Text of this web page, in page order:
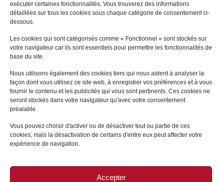
exécuter certaines fonctionnalités. Vous trouverez des informations
détaillées sur tous les cookies sous chaque catégorie de consentement ci-
dessous.
Les cookies qui sont catégorisés comme « Fonctionnel » sont stockés sur
votre navigateur car ils sont essentiels pour permettre les fonctionnalités de
base du site.
Nous utilisons également des cookies tiers qui nous aident à analyser la
façon dont vous utilisez ce site web, à enregistrer vos préférences et à vous
fournir le contenu et les publicités qui vous sont pertinents. Ces cookies ne
seront stockés dans votre navigateur qu'avec votre consentement
préalable.
Vous pouvez choisir d'activer ou de désactiver tout ou partie de ces
cookies, mais la désactivation de certains d'entre eux peut affecter votre
expérience de navigation.
Accepter
PascalJULIEN SAINT-
AMAND
PARIS